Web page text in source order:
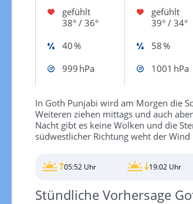
gefühlt
38° / 36°
gefühlt
39° / 34°
40 % 58 %
999 hPa
1001 hPa
In Goth Punjabi wird am Morgen die
Weiteren ziehen mittags und auch
Nacht gibt es keine Wolken und die
südwestlicher Richtung weht der
05:52 Uhr 19:02 Uhr
Stündliche Vorhersage